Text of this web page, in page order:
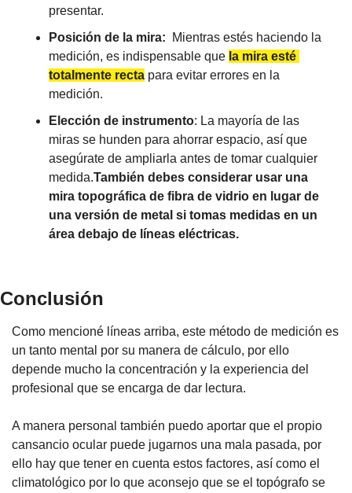
presentar.
Posición de la mira:
Mientras estés haciendo la
medición, es indispensable que la mira esté
totalmente recta para evitar errores en la
medición.
Elección de instrumento: La mayoría de las
miras se hunden para ahorrar espacio, así que
asegúrate de ampliarla antes de tomar cualquier
medida.También debes considerar usar una
mira topográfica de fibra de vidrio en lugar de
una versión de metal si tomas medidas en un
área debajo de líneas eléctricas.
Conclusión
Como mencioné líneas arriba, este método de medición es
un tanto mental por su manera de cálculo, por ello
depende mucho la concentración y la experiencia del
profesional que se encarga de dar lectura.
A manera personal también puedo aportar que el propio
cansancio ocular puede jugarnos una mala pasada, por
ello hay que tener en cuenta estos factores, así como el
climatológico por lo que aconsejo que se el topógrafo se